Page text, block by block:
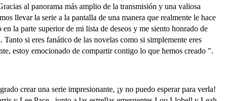
al panorama más amplio de la transmisión y una valiosa
llevar la serie a la pantalla de una manera que realmente le hace
la parte superior de mi lista de deseos y me siento honrado de
si eres fanático de las novelas como si simplemente eres
estoy emocionado de compartir contigo lo que hemos creado ".
crear una serie impresionante, ¡y no puedo esperar para verla!